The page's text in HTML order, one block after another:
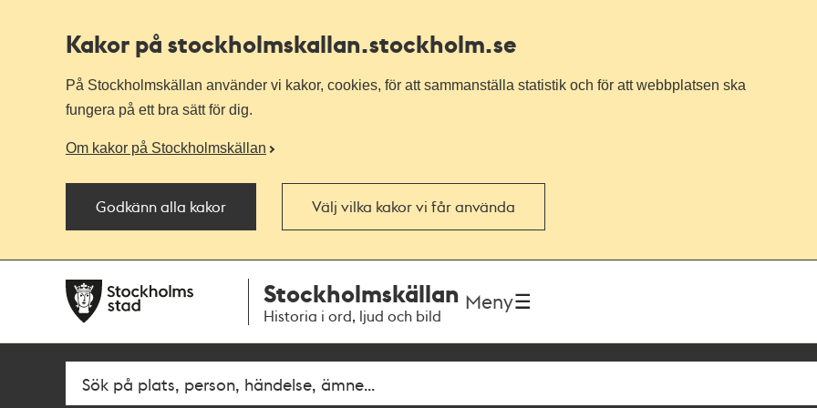
Kakor på stockholmskallan.stockholm.se
På Stockholmskällan använder vi kakor, cookies, för att sammanställa statistik och för att webbplatsen ska
fungera på ett bra sätt för dig.
Om kakor på Stockholmskällan
Godkänn alla kakor Välj vilka kakor vi får använda
navigationen
huvudinnehållet
Stockholmskällan
Historia i ord, ljud och bild
Meny
SökFritextsök